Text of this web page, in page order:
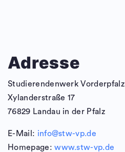
Adresse
Studierendenwerk Vorderpfalz
Xylanderstraße 17
76829 Landau in der Pfalz
E-Mail: info@stw-vp.de
Homepage:www.stw-vp.de